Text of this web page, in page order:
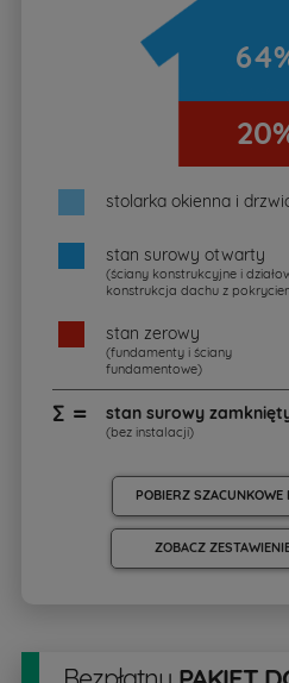
stolarka okienna i
stan surowy otwarty
(ściany konstrukcyjne i
konstrukcja dachu z
stan zerowy
(fundamenty i ściany
fundamentowe)
∑ = stan surowy
(bez instalacji)
POBIERZ
ZOBACZ